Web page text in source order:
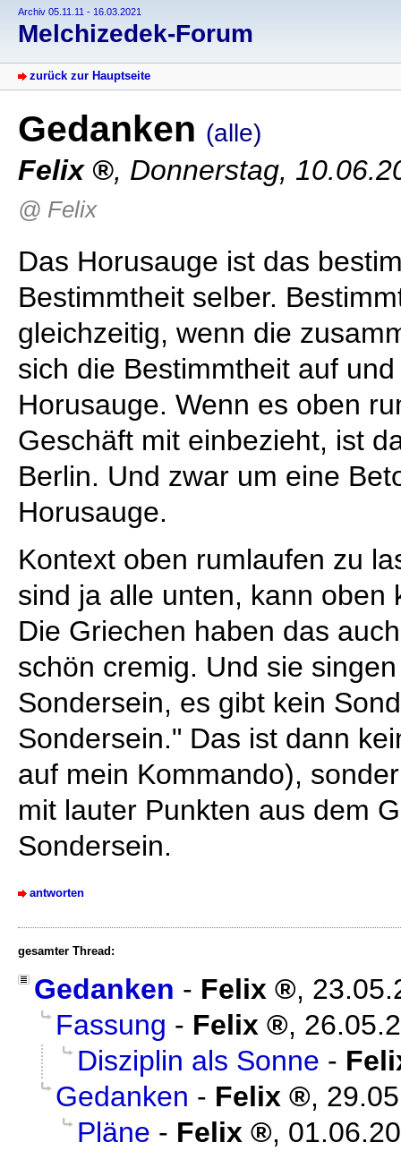
Archiv 05.11.11 - 16.03.2021
Melchizedek-Forum
zurück zur Hauptseite
Gedanken (alle)
Felix , Donnerstag,
@ Felix
Das Horusauge ist das
Bestimmtheit selber.
gleichzeitig, wenn die
sich die Bestimmtheit auf
Horusauge. Wenn es oben
Geschäft mit einbezieht, ist
Berlin. Und zwar um eine
Horusauge.
Kontext oben rumlaufen zu
sind ja alle unten, kann oben
Die Griechen haben das
schön cremig. Und sie
Sondersein, es gibt kein
Sondersein." Das ist dann
auf mein Kommando),
mit lauter Punkten aus dem
Sondersein.
antworten
gesamter Thread:
Gedanken - Felix ,
Fassung - Felix ,
Disziplin als Sonne -
Gedanken - Felix ,
Pläne - Felix ,